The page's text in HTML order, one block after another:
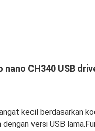
CH340 USB
kecil berdasarkan
versi USB